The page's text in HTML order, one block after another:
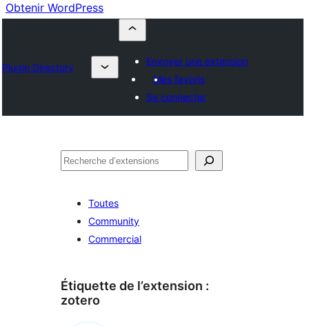
Obtenir WordPress
Plugin Directory
Envoyer une extension
Mes favoris
Se connecter
Rechercher
Toutes
Community
Commercial
Étiquette de l’extension :
zotero